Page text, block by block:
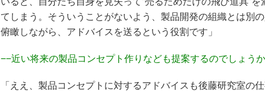
てしまう。そういうことがないよう、製品開発の組織とは別
俯瞰しながら、アドバイスを送るという役割です」
−−近い将来の製品コンセプト作りなども提案するのでしょうか
「ええ、製品コンセプトに対するアドバイスも後藤研究室の